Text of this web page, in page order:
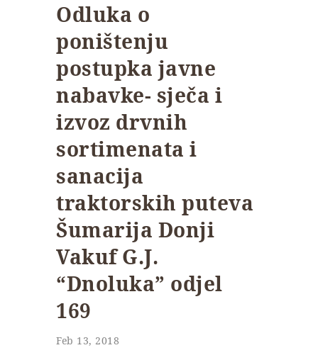
Odluka o
poništenju
postupka javne
nabavke- sječa i
izvoz drvnih
sortimenata i
sanacija
traktorskih puteva
Šumarija Donji
Vakuf G.J.
“Dnoluka” odjel
169
Feb 13, 2018